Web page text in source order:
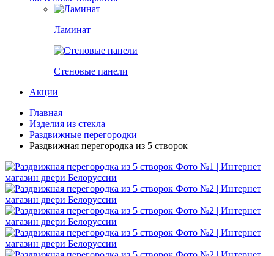
Ламинат
Стеновые панели
Акции
Главная
Изделия из стекла
Раздвижные перегородки
Раздвижная перегородка из 5 створок